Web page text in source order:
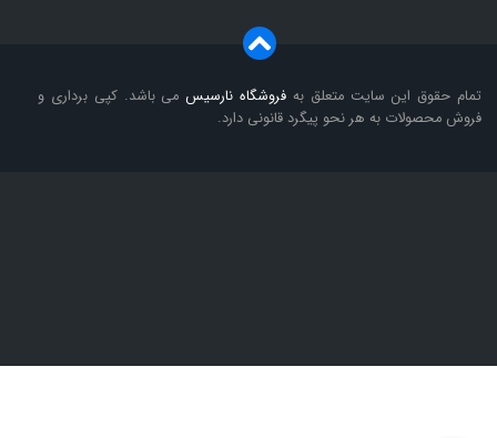
تمام حقوق این سایت متعلق به فروشگاه نارسیس می باشد. کپی برداری و
فروش محصولات به هر نحو پیگرد قانونی دارد.